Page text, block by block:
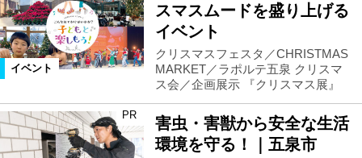
イベント
スマスムードを盛り上げる
イベント
クリスマスフェスタ／CHRISTMAS
MARKET／ラポルテ五泉 クリスマ
ス会／企画展示 『クリスマス展』
PR
害虫・害獣から安全な生活
環境を守る！｜五泉市